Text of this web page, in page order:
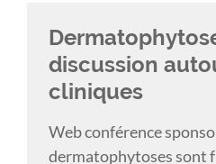
discussion
cliniques
Web conférence
dermatophytoses sont